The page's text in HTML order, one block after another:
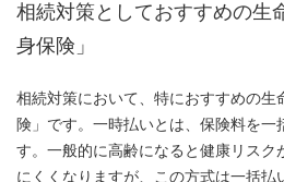
相続対策としておすすめの生
身保険」
相続対策において、特におすすめの生
険」です。一時払いとは、保険料を一
す。一般的に高齢になると健康リスク
にくくなりますが、この方式は一括払